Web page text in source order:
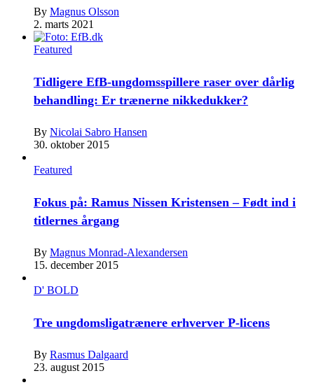
By Magnus Olsson
2. marts 2021
Featured
Tidligere EfB-ungdomsspillere raser over dårlig
behandling: Er trænerne nikkedukker?
By Nicolai Sabro Hansen
30. oktober 2015
Featured
Fokus på: Ramus Nissen Kristensen – Født ind i
titlernes årgang
By Magnus Monrad-Alexandersen
15. december 2015
D' BOLD
Tre ungdomsligatrænere erhverver P-licens
By Rasmus Dalgaard
23. august 2015